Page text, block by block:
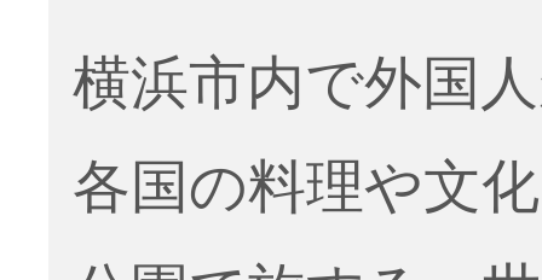
横浜市内で外国
各国の料理や文